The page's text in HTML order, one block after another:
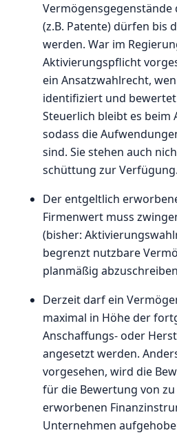
Vermögensgegenstände
(z.B. Patente) dürfen bis
werden. War im
Aktivierungspflicht
ein Ansatzwahlrecht,
identifiziert und
Steuerlich bleibt es beim
sodass die
sind. Sie ste­hen auch
schüt­tung zur Ver­fü­gung.
Der entgeltlich
Firmenwert muss
(bisher:
begrenzt nutzbare
planmäßig
Derzeit darf ein
maximal in Höhe der
Anschaffungs- oder
angesetzt werden.
vorgesehen, wird die
für die Bewertung von
erworbenen
Unternehmen